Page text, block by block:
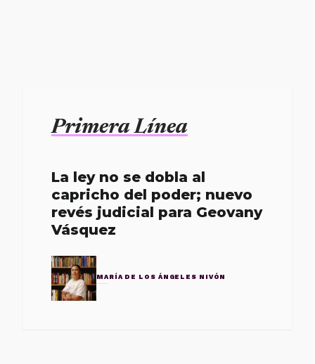
Primera Línea
La ley no se dobla al
capricho del poder; nuevo
revés judicial para Geovany
Vásquez
MARÍA DE LOS ÁNGELES NIVÓN